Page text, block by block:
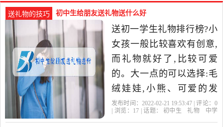
送礼物的技巧 初中生给朋友送礼物送什么好
送初一学生礼物排行榜?小
女孩一般比较喜欢有创意,
而礼物就好了,比较可爱
的。大一点的可以选择:毛
绒娃娃,小熊、可爱的发
卡、卡通玩偶。 我的初中
发布时间：2022-02-21 19:53:47 | 评论： 0
| 浏览： 17 | 话题： 初中生 礼物
中学